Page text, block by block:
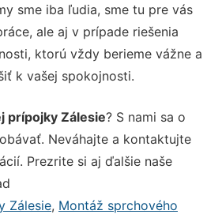
sme iba ľudia, sme tu pre vás
ale aj v prípade riešenia
ktorú vždy berieme vážne a
k vašej spokojnosti.
prípojky Zálesie? S nami sa o
Neváhajte a kontaktujte
Prezrite si aj ďalšie naše
Zálesie, Montáž sprchového